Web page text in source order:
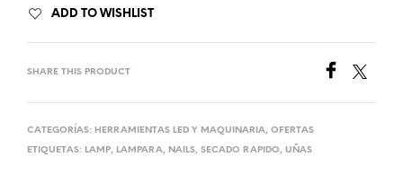
ADD TO WISHLIST
SHARE THIS PRODUCT
CATEGORÍAS: HERRAMIENTAS LED Y MAQUINARIA, OFERTAS
ETIQUETAS: LAMP, LAMPARA, NAILS, SECADO RAPIDO, UÑAS